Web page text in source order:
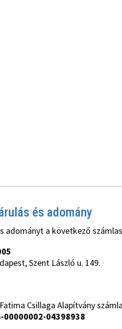
és adomány
adományt a következő
Szent László u. 149.
Csillaga Alapítvány
00000002-04398938